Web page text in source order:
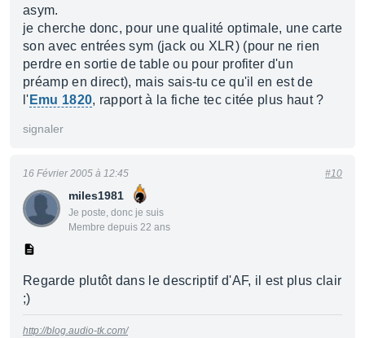
asym.
je cherche donc, pour une qualité optimale, une carte
son avec entrées sym (jack ou XLR) (pour ne rien
perdre en sortie de table ou pour profiter d'un
préamp en direct), mais sais-tu ce qu'il en est de
l' Emu 1820, rapport à la fiche tec citée plus haut ?
signaler
miles1981
Je poste, donc je suis
Membre depuis 22 ans
16 Février 2005 à 12:45 #10
Regarde plutôt dans le descriptif d'AF, il est plus clair
;)
http://blog.audio-tk.com/